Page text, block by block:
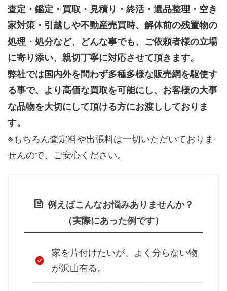
査定・鑑定・買取・見積り・終活・遺品整理・空き
家対策・引越しや不動産売買時、解体前の残置物の
処理・処分など、どんな事でも、 ご依頼者様の立場
に寄り添い、親切丁寧に対応させて頂きます。
弊社では国内外を問わず多種多様な販売網を駆使す
る事で、より高価な買取を可能にし、お客様の大事
な品物を大切にして頂ける方にお渡ししておりま
す。
※もちろん査定料や出張料は一切いただいておりま
せんので、ご安心ください。
例えばこんなお悩みありませんか？
（実際にあった例です）
家を片付けたいが、よく分らない物
が沢山有る。